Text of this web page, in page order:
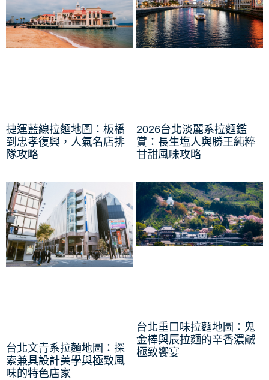
捷運藍線拉麵地圖：板橋
到忠孝復興，人氣名店排
隊攻略
2026台北淡麗系拉麵鑑
賞：長生塩人與勝王純粹
甘甜風味攻略
台北文青系拉麵地圖：探
索兼具設計美學與極致風
味的特色店家
台北重口味拉麵地圖：鬼
金棒與辰拉麵的辛香濃鹹
極致饗宴